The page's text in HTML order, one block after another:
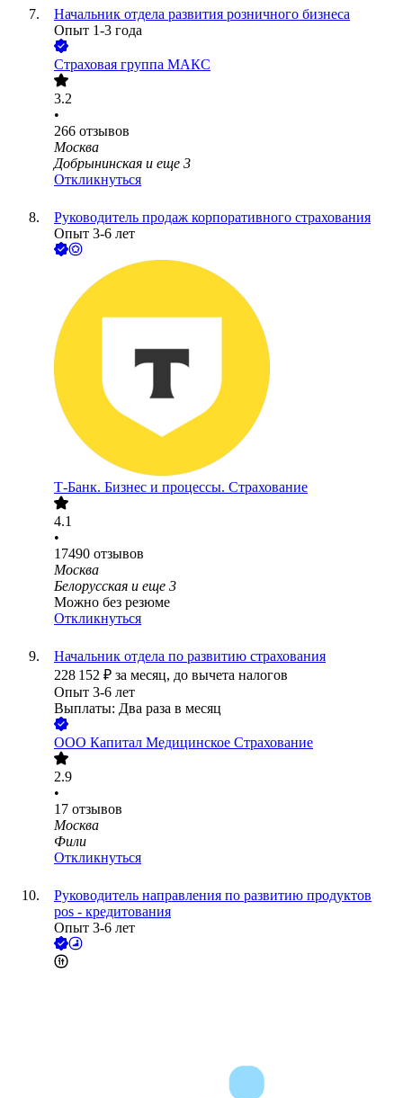
Начальник отдела развития розничного бизнеса
Опыт 1-3 года
Страховая группа МАКС
3.2
•
266 отзывов
Москва
Добрынинская и еще 3
Откликнуться
Руководитель продаж корпоративного страхования
Опыт 3-6 лет
Т-Банк. Бизнес и процессы. Страхование
4.1
•
17490 отзывов
Москва
Белорусская и еще 3
Можно без резюме
Откликнуться
Начальник отдела по развитию страхования
228 152 ₽ за месяц, до вычета налогов
Опыт 3-6 лет
Выплаты: Два раза в месяц
ООО Капитал Медицинское Страхование
2.9
•
17 отзывов
Москва
Фили
Откликнуться
Руководитель направления по развитию продуктов
pos - кредитования
Опыт 3-6 лет